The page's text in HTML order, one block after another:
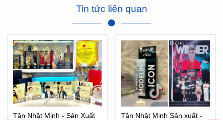
Tân Nhật Minh - Sản Xuất
Kỷ Niệm Chương Cho Phim
Mai22/05/2024 14:00|
1034
Lượt xem
Tân Nhật Minh rất vinh
Tân Nhật Minh Sản xuất -
Kỷ niệm chương phale -
TIKTOK - Chương trình
FASHUP 2022
31/10/2022 09:00|
3098
Lượt xem
Kỷ niệm chương phale